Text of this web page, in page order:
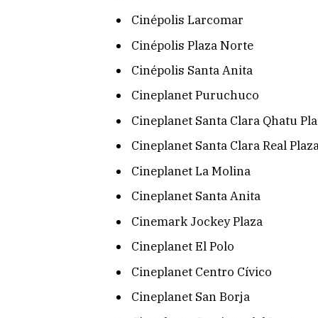
Cinépolis Larcomar
Cinépolis Plaza Norte
Cinépolis Santa Anita
Cineplanet Puruchuco
Cineplanet Santa Clara Qhatu
Cineplanet Santa Clara Real
Cineplanet La Molina
Cineplanet Santa Anita
Cinemark Jockey Plaza
Cineplanet El Polo
Cineplanet Centro Cívico
Cineplanet San Borja